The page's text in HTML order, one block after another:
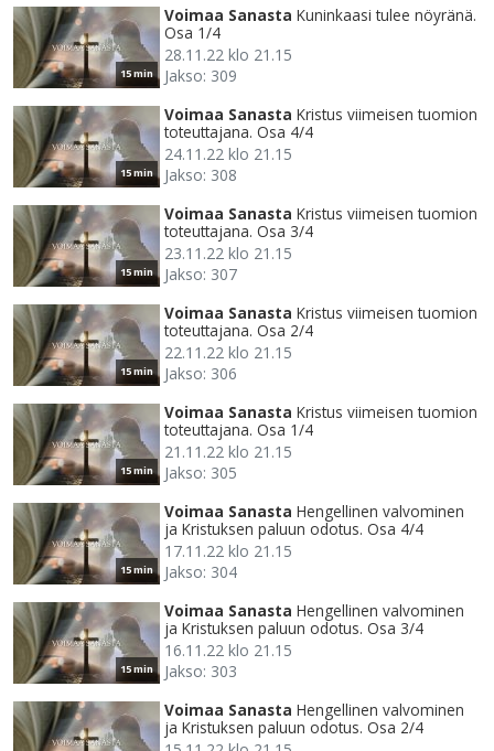
15 min
Voimaa Sanasta Kuninkaasi tulee nöyränä.
Osa 1/4
28.11.22 klo 21.15
Jakso: 309
15 min
Voimaa Sanasta Kristus viimeisen tuomion
toteuttajana. Osa 4/4
24.11.22 klo 21.15
Jakso: 308
15 min
Voimaa Sanasta Kristus viimeisen tuomion
toteuttajana. Osa 3/4
23.11.22 klo 21.15
Jakso: 307
15 min
Voimaa Sanasta Kristus viimeisen tuomion
toteuttajana. Osa 2/4
22.11.22 klo 21.15
Jakso: 306
15 min
Voimaa Sanasta Kristus viimeisen tuomion
toteuttajana. Osa 1/4
21.11.22 klo 21.15
Jakso: 305
15 min
Voimaa Sanasta Hengellinen valvominen
ja Kristuksen paluun odotus. Osa 4/4
17.11.22 klo 21.15
Jakso: 304
15 min
Voimaa Sanasta Hengellinen valvominen
ja Kristuksen paluun odotus. Osa 3/4
16.11.22 klo 21.15
Jakso: 303
Voimaa Sanasta Hengellinen valvominen
ja Kristuksen paluun odotus. Osa 2/4